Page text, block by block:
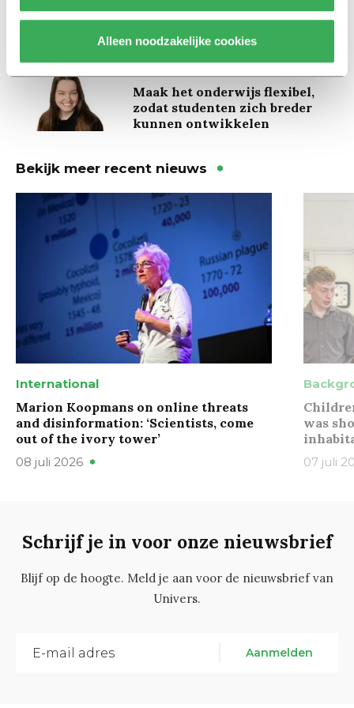
Alleen noodzakelijke cookies
studenten de tentamenperiode
door
Maak het onderwijs flexibel,
zodat studenten zich breder
kunnen ontwikkelen
Bekijk meer recent nieuws
International
Marion Koopmans on online threats
and disinformation: ‘Scientists, come
out of the ivory tower’
08 juli 2026
was
07 juli
Schrijf je in voor onze nieuwsbrief
Blijf op de hoogte. Meld je aan voor de nieuwsbrief van
Univers.
Aanmelden